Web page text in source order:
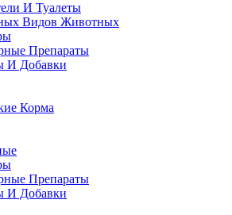
И Туалеты
Видов Животных
Препараты
И Добавки
Корма
Препараты
И Добавки